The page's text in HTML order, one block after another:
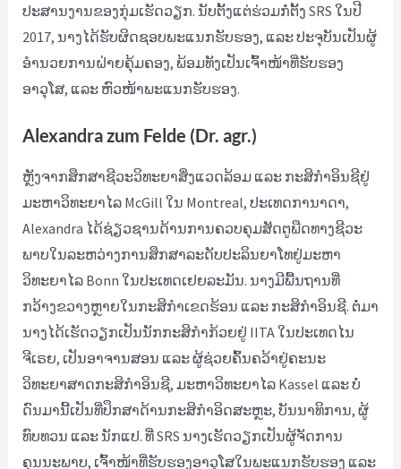
ປະສານງານຂອງກຸ່ມເຮັດວຽກ. ນັບຕັ້ງແຕ່ຮ່ວມກໍ່ຕັ້ງ SRS ໃນປີ
2017, ນາງໄດ້ຮັບຜິດຊອບພະແນກຮັບຮອງ, ແລະ ປະຈຸບັນເປັນຜູ້
ອຳນວຍການຝ່າຍຄຸ້ມຄອງ, ພ້ອມທັງເປັນເຈົ້າໜ້າທີ່ຮັບຮອງ
ອາວຸໂສ, ແລະ ຫົວໜ້າພະແນກຮັບຮອງ.
Alexandra zum Felde (Dr. agr.)
ຫຼັງຈາກສຶກສາຊີວະວິທະຍາສິ່ງແວດລ້ອມ ແລະ ກະສິກຳອິນຊີຢູ່
ມະຫາວິທະຍາໄລ McGill ໃນ Montreal, ປະເທດການາດາ,
Alexandra ໄດ້ຊ່ຽວຊານດ້ານການຄວບຄຸມສັດຕູພືດທາງຊີວະ
ພາບໃນລະຫວ່າງການສຶກສາລະດັບປະລິນຍາໂທຢູ່ມະຫາ
ວິທະຍາໄລ Bonn ໃນປະເທດເຢຍລະມັນ. ນາງມີພື້ນຖານທີ່
ກວ້າງຂວາງຫຼາຍໃນກະສິກຳເຂດຮ້ອນ ແລະ ກະສິກຳອິນຊີ. ຕໍ່ມາ
ນາງໄດ້ເຮັດວຽກເປັນນັກກະສິກຳກ້ວຍຢູ່ IITA ໃນປະເທດໄນ
ຈີເຣຍ, ເປັນອາຈານສອນ ແລະ ຜູ້ຊ່ວຍຄົ້ນຄວ້າຢູ່ຄະນະ
ວິທະຍາສາດກະສິກຳອິນຊີ, ມະຫາວິທະຍາໄລ Kassel ແລະ ບໍ່
ດົນມານີ້ເປັນທີ່ປຶກສາດ້ານກະສິກຳອິດສະຫຼະ, ບັນນາທິການ, ຜູ້
ທົບທວນ ແລະ ນັກແປ. ທີ່ SRS ນາງເຮັດວຽກເປັນຜູ້ຈັດການ
ຄຸນນະພາບ, ເຈົ້າໜ້າທີ່ຮັບຮອງອາວຸໂສໃນພະແນກຮັບຮອງ ແລະ